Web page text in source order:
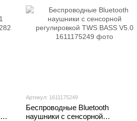
Артикул: 1611175249
Беспроводные Bluetooth
наушники с сенсорной